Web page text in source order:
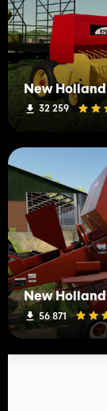
New
32 259
New Holland
56 871